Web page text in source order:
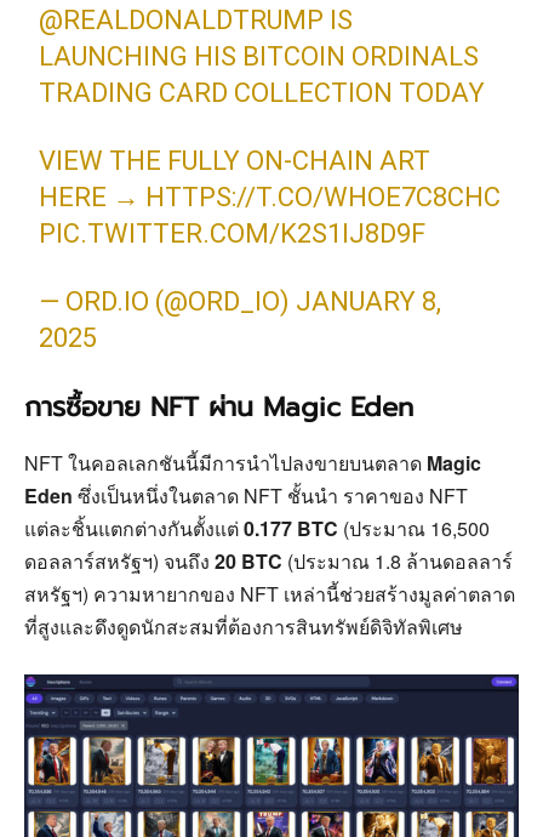
@REALDONALDTRUMP IS
LAUNCHING HIS BITCOIN ORDINALS
TRADING CARD COLLECTION TODAY
VIEW THE FULLY ON-CHAIN ART
HERE → HTTPS://T.CO/WHOE7C8CHC
PIC.TWITTER.COM/K2S1IJ8D9F
— ORD.IO (@ORD_IO) JANUARY 8,
2025
การซื้อขาย NFT ผ่าน Magic Eden
NFT ในคอลเลกชันนี้มีการนำไปลงขายบนตลาด Magic
Eden ซึ่งเป็นหนึ่งในตลาด NFT ชั้นนำ ราคาของ NFT
แต่ละชิ้นแตกต่างกันตั้งแต่0.177 BTC (ประมาณ 16,500
ดอลลาร์สหรัฐฯ) จนถึง 20 BTC (ประมาณ 1.8 ล้านดอลลาร์
สหรัฐฯ) ความหายากของ NFT เหล่านี้ช่วยสร้างมูลค่าตลาด
ที่สูงและดึงดูดนักสะสมที่ต้องการสินทรัพย์ดิจิทัลพิเศษ